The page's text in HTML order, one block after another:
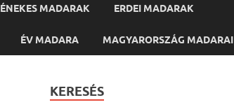
ÉNEKES MADARAK ERDEI MADARAK
ÉV MADARA MAGYARORSZÁG MADARAI
KERESÉS